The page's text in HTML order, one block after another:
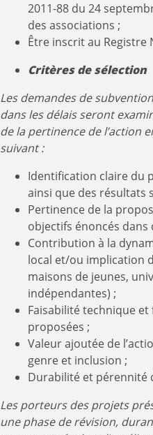
2011-88 du 24
des associations ;
Être inscrit au Registre
Critères de sélection
Les demandes de
dans les délais seront
de la pertinence de l’action
suivant :
Identification claire du
ainsi que des résultats
Pertinence de la
objectifs énoncés dans
Contribution à la
local et/ou implication
maisons de jeunes,
indépendantes) ;
Faisabilité technique
proposées ;
Valeur ajoutée de
genre et inclusion ;
Durabilité et pérennité
Les porteurs des projets
une phase de révision,